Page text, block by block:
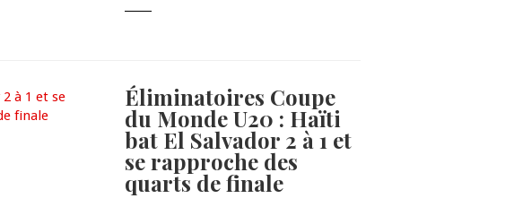
Éliminatoires Coupe
du Monde U20 : Haïti
bat El Salvador 2 à 1 et
se rapproche des
quarts de finale